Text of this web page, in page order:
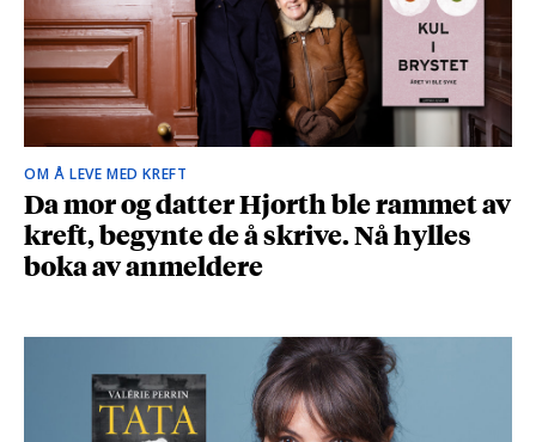
OM Å LEVE MED KREFT
Da mor og datter Hjorth ble rammet av
kreft, begynte de å skrive. Nå hylles
boka av anmeldere